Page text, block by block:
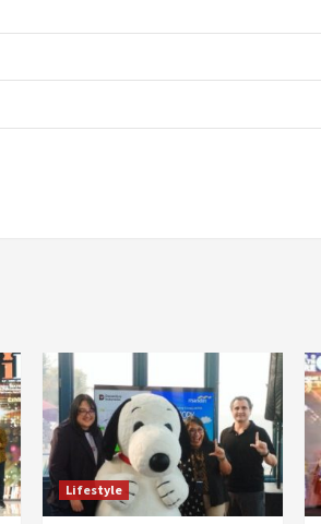
Lifestyle